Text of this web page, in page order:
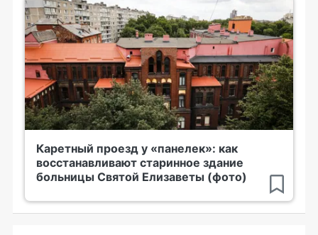
Каретный проезд у «панелек»: как
восстанавливают старинное здание
больницы Святой Елизаветы (фото)